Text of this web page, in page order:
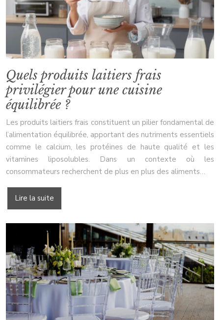
Quels produits laitiers frais
privilégier pour une cuisine
équilibrée ?
Les produits laitiers frais constituent un pilier fondamental de
l’alimentation équilibrée, apportant des nutriments essentiels
comme le calcium, les protéines de haute qualité et les
vitamines liposolubles. Dans un contexte où les
consommateurs recherchent de plus en plus des aliments…
Lire la suite